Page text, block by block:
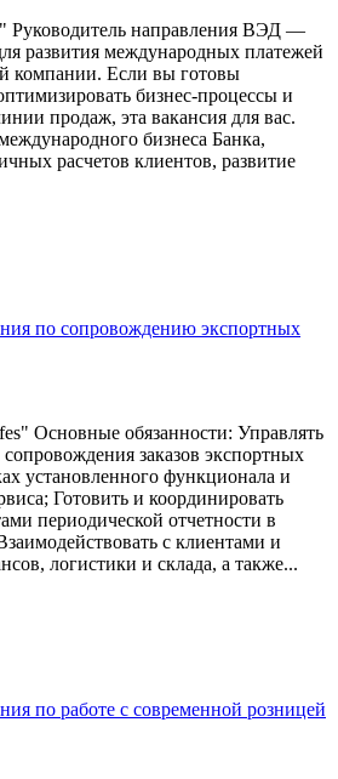
Руководитель направления ВЭД —
развития международных платежей
компании. Если вы готовы
бизнес-процессы и
продаж, эта вакансия для вас.
бизнеса Банка,
расчетов клиентов, развитие
по сопровождению экспортных
Основные обязанности: Управлять
заказов экспортных
установленного функционала и
Готовить и координировать
периодической отчетности в
с клиентами и
логистики и склада, а также...
по работе с современной розницей